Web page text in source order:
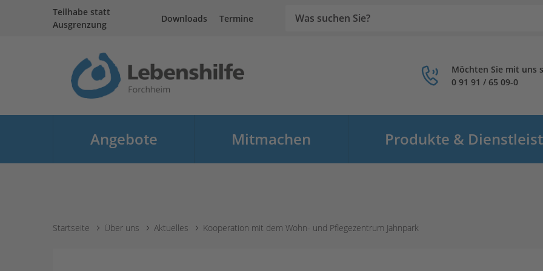
Teilhabe statt
Ausgrenzung
Downloads Termine
Suche
Möchten Sie mit uns
0 91 91 / 65 09-0
Angebote
Menü öffnen
Mitmachen
Menü öffnen
Produkte &
Sie sind hier:
Startseite Über uns Aktuelles Kooperation mit dem Wohn- und Pflegezentrum Jahnpark